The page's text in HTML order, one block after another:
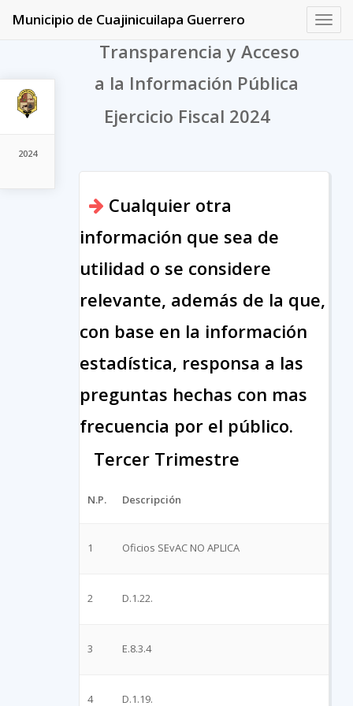
2024
Municipio de Cuajinicuilapa Guerrero
Transparencia y Acceso
a la Información Pública
Ejercicio Fiscal 2024
Cualquier otra
información que sea de
utilidad o se considere
relevante, además de la que,
con base en la información
estadística, responsa a las
preguntas hechas con mas
frecuencia por el público.
Tercer Trimestre
N.P. Descripción
1 Oficios SEvAC NO APLICA
2 D.1.22.
3 E.8.3.4
4 D.1.19.